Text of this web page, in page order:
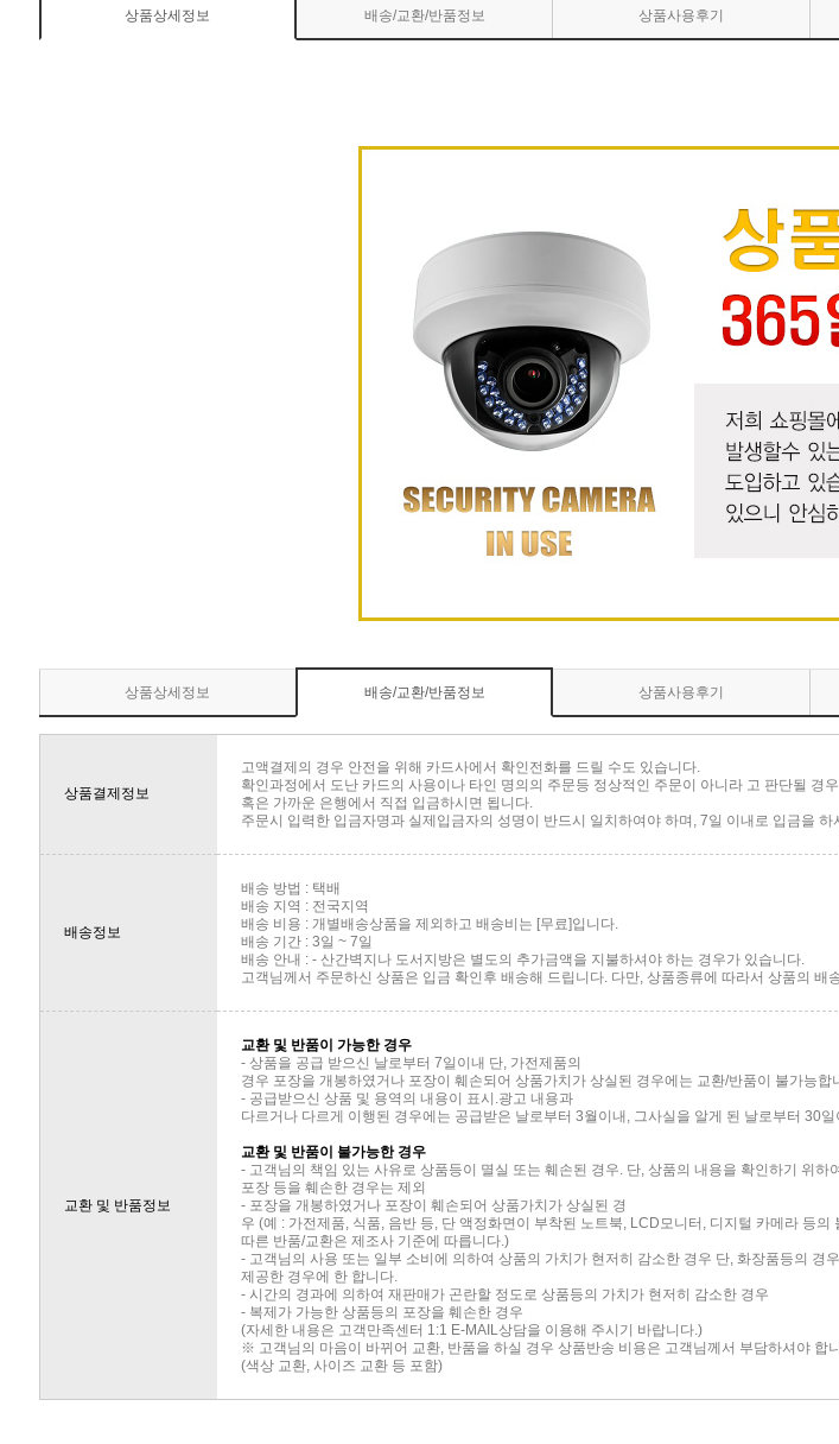
상품상세정보 배송/교환/반품정보 상품사용후기
상품상세정보 배송/교환/반품정보 상품사용후기
상품결제정보
고액결제의 경우 안전을 위해 카드사에서 확인전화를 드릴 수도 있습니다.
확인과정에서 도난 카드의 사용이나 타인 명의의 주문등 정상적인 주문이 아니라 고 판단될
혹은 가까운 은행에서 직접 입금하시면 됩니다.
주문시 입력한 입금자명과 실제입금자의 성명이 반드시 일치하여야 하며, 7일 이내로 입금을
배송정보
배송 방법 : 택배
배송 지역 : 전국지역
배송 비용 : 개별배송상품을 제외하고 배송비는 [무료]입니다.
배송 기간 : 3일 ~ 7일
배송 안내 : - 산간벽지나 도서지방은 별도의 추가금액을 지불하셔야 하는 경우가 있습니다.
고객님께서 주문하신 상품은 입금 확인후 배송해 드립니다. 다만, 상품종류에 따라서 상품의 배
교환 및 반품정보
교환 및 반품이 가능한 경우
- 상품을 공급 받으신 날로부터 7일이내 단, 가전제품의
경우 포장을 개봉하였거나 포장이 훼손되어 상품가치가 상실된 경우에는 교환/반품이 불가능합
- 공급받으신 상품 및 용역의 내용이 표시.광고 내용과
다르거나 다르게 이행된 경우에는 공급받은 날로부터 3월이내, 그사실을 알게 된 날로부터 30일
교환 및 반품이 불가능한 경우
- 고객님의 책임 있는 사유로 상품등이 멸실 또는 훼손된 경우. 단, 상품의 내용을 확인하기 위하
포장 등을 훼손한 경우는 제외
- 포장을 개봉하였거나 포장이 훼손되어 상품가치가 상실된 경
우 (예 : 가전제품, 식품, 음반 등, 단 액정화면이 부착된 노트북, LCD모니터, 디지털 카메라 등의
따른 반품/교환은 제조사 기준에 따릅니다.)
- 고객님의 사용 또는 일부 소비에 의하여 상품의 가치가 현저히 감소한 경우 단, 화장품등의 경
제공한 경우에 한 합니다.
- 시간의 경과에 의하여 재판매가 곤란할 정도로 상품등의 가치가 현저히 감소한 경우
- 복제가 가능한 상품등의 포장을 훼손한 경우
(자세한 내용은 고객만족센터 1:1 E-MAIL상담을 이용해 주시기 바랍니다.)
※ 고객님의 마음이 바뀌어 교환, 반품을 하실 경우 상품반송 비용은 고객님께서 부담하셔야 합
(색상 교환, 사이즈 교환 등 포함)